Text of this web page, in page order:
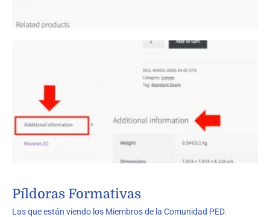
Píldoras Formativas
Las que están viendo los Miembros de la Comunidad PED.